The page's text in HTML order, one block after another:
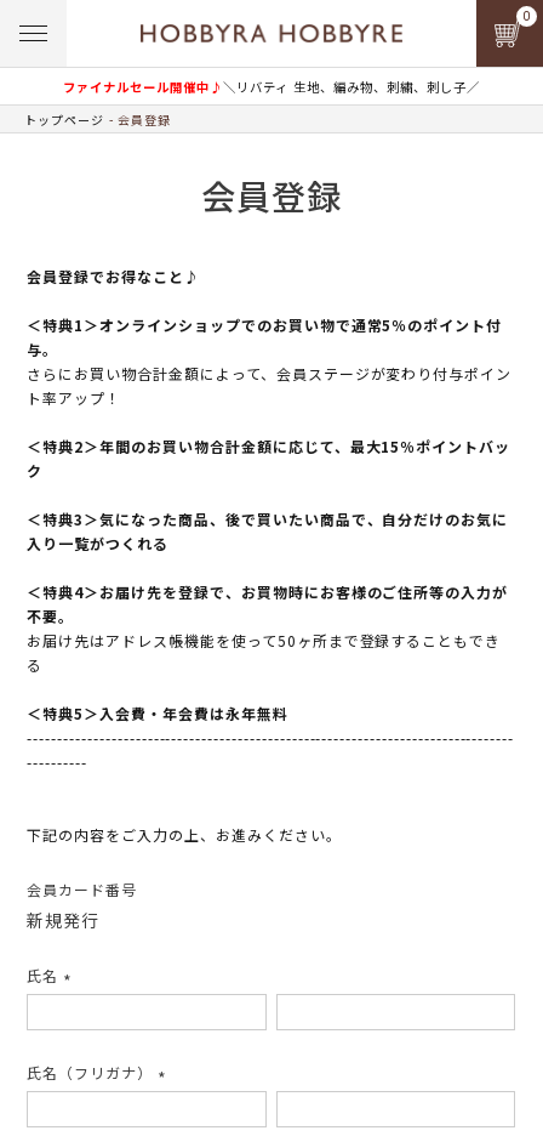
ファイナルセール開催中♪＼リバティ 生地、編み物、刺繍、刺し子／
0
トップページ 会員登録
会員登録
会員登録でお得なこと♪
＜特典1＞オンラインショップでのお買い物で通常5％のポイント付
与。
さらにお買い物合計金額によって、会員ステージが変わり付与ポイン
ト率アップ！
＜特典2＞年間のお買い物合計金額に応じて、最大15％ポイントバッ
ク
＜特典3＞気になった商品、後で買いたい商品で、自分だけのお気に
入り一覧がつくれる
＜特典4＞お届け先を登録で、お買物時にお客様のご住所等の入力が
不要。
お届け先はアドレス帳機能を使って50ヶ所まで登録することもでき
る
＜特典5＞入会費・年会費は永年無料
---------------------------------------------------------------------------------
----------
下記の内容をご入力の上、お進みください。
会員カード番号
新規発行
氏名
須)
氏名（フリガナ）
須)